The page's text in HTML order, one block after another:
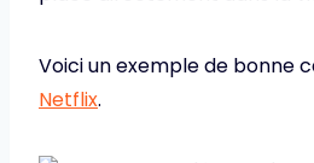
Voici un exemple de bonne
Netflix.